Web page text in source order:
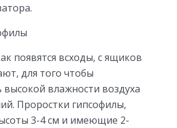
появятся всходы, с ящиков
для того чтобы
высокой влажности воздуха
Проростки гипсофилы,
3-4 см и имеющие 2-